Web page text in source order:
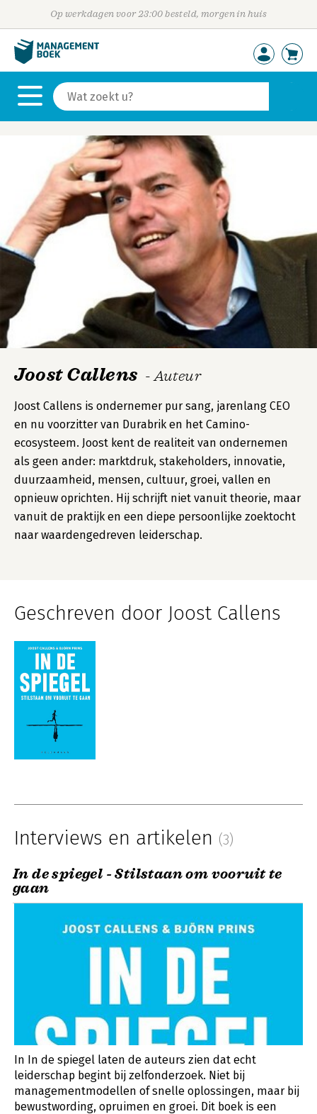
Op werkdagen voor 23:00 besteld, morgen in huis
Joost Callens - Auteur
Joost Callens is ondernemer pur sang, jarenlang CEO
en nu voorzitter van Durabrik en het Camino-
ecosysteem. Joost kent de realiteit van ondernemen
als geen ander: marktdruk, stakeholders, innovatie,
duurzaamheid, mensen, cultuur, groei, vallen en
opnieuw oprichten. Hij schrijft niet vanuit theorie, maar
vanuit de praktijk en een diepe persoonlijke zoektocht
naar waardengedreven leiderschap.
Geschreven door Joost Callens
Interviews en artikelen (3)
In de spiegel - Stilstaan om vooruit te
gaan
In In de spiegel laten de auteurs zien dat echt
leiderschap begint bij zelfonderzoek. Niet bij
managementmodellen of snelle oplossingen, maar bij
bewustwording, opruimen en groei. Dit boek is een